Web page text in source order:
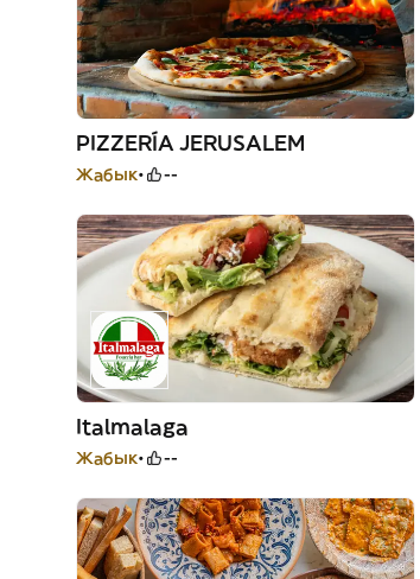
PIZZERÍA JERUSALEM
Жабык --
Italmalaga
Жабык --